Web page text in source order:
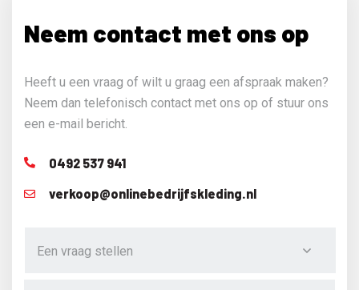
Neem contact met ons op
Heeft u een vraag of wilt u graag een afspraak maken?
Neem dan telefonisch contact met ons op of stuur ons
een e-mail bericht.
0492 537 941
verkoop@onlinebedrijfskleding.nl